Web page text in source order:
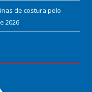
de costura pelo
2026